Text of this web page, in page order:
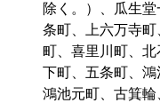
除く。）、瓜生
条町、上六万寺
町、喜里川町、
下町、五条町、鴻
鴻池元町、古箕